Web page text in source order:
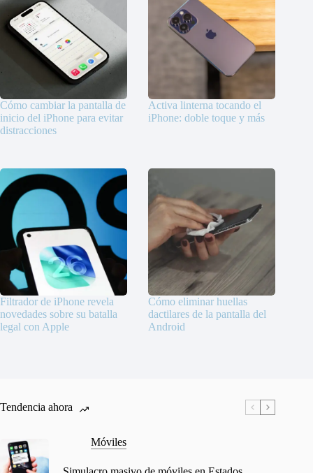
Cómo cambiar la pantalla de
inicio del iPhone para evitar
distracciones
Activa linterna tocando el
iPhone: doble toque y más
Filtrador de iPhone revela
novedades sobre su batalla
legal con Apple
Cómo eliminar huellas
dactilares de la pantalla del
Android
Tendencia ahora
Móviles